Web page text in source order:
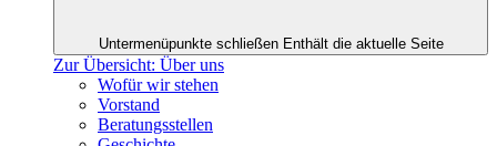
Untermenüpunkte schließen Enthält die aktuelle Seite
Zur Übersicht: Über uns
Wofür wir stehen
Vorstand
Beratungsstellen